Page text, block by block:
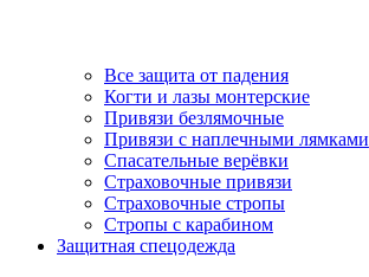
Все защита от падения
Когти и лазы монтерские
Привязи безлямочные
Привязи с наплечными лямками
Спасательные верёвки
Страховочные привязи
Страховочные стропы
Стропы с карабином
Защитная спецодежда